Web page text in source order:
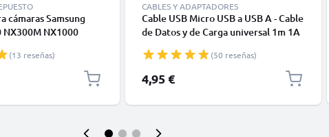
cámaras Samsung
NX300M NX1000
700mAh 7.4V de
(13 reseñas)
CABLES Y ADAPTADORES
Cable USB Micro USB a USB A - Cable
de Datos y de Carga universal 1m 1A
(50 reseñas)
4,95 €